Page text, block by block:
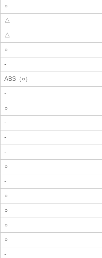
○
△
△
○
-
ABS（○）
-
○
-
-
-
○
-
○
○
○
○
-